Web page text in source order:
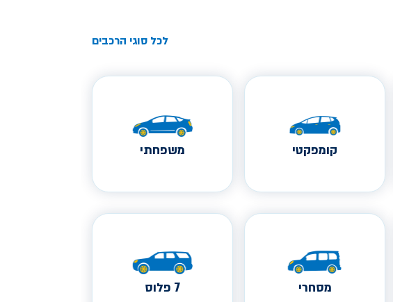
לכל סוגי הרכבים
קומפקטי משפחתי
מסחרי 7 פלוס